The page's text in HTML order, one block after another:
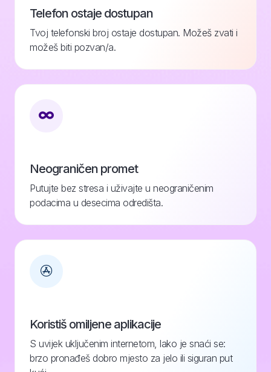
Telefon ostaje dostupan
Tvoj telefonski broj ostaje dostupan. Možeš zvati i
možeš biti pozvan/a.
Neograničen promet
Putujte bez stresa i uživajte u neograničenim
podacima u desecima odredišta.
Koristiš omiljene aplikacije
S uvijek uključenim internetom, lako je snaći se:
brzo pronađeš dobro mjesto za jelo ili siguran put